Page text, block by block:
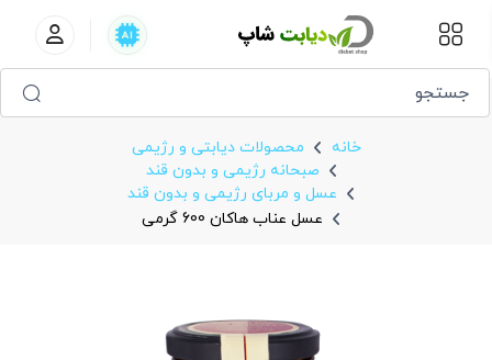
خانه
محصولات دیابتی و رژیمی
صبحانه رژیمی و بدون قند
عسل و مربای رژیمی و بدون قند
عسل عناب هاکان 600 گرمی